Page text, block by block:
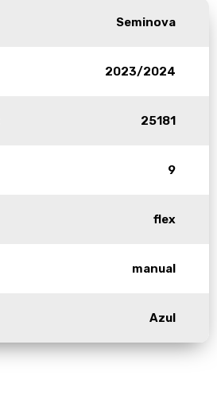
Seminova
2023/2024
25181
9
flex
manual
Azul